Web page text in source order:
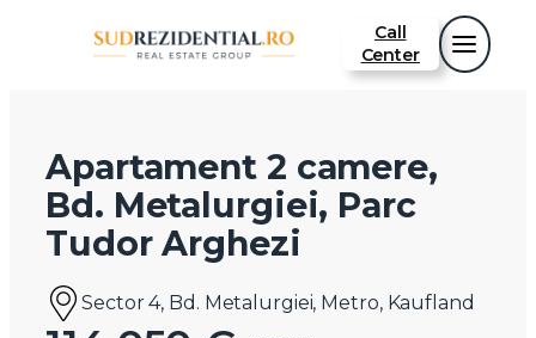
Call
Center
Apartament 2 camere,
Bd. Metalurgiei, Parc
Tudor Arghezi
Sector 4, Bd. Metalurgiei, Metro, Kaufland